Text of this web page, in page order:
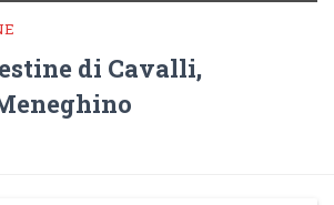
di Cavalli,